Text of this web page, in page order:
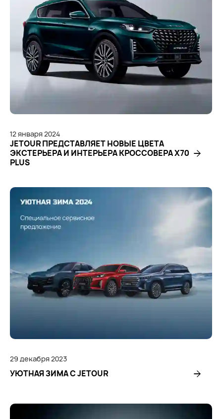
12января2024
JETOUR ПРЕДСТАВЛЯЕТ НОВЫЕ ЦВЕТА
ЭКСТЕРЬЕРА И ИНТЕРЬЕРА КРОССОВЕРА X70
PLUS
29 декабря2023
УЮТНАЯ ЗИМА С JETOUR